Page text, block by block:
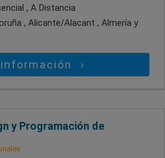
, A Distancia
, Alicante/Alacant , Almería y
y Programación de